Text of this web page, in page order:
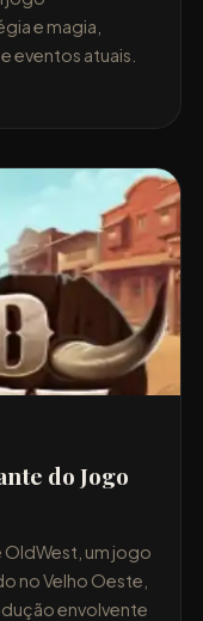
e magia,
eventos atuais.
do Jogo
OldWest, um jogo
no Velho Oeste,
envolvente